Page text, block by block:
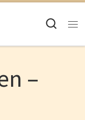
–